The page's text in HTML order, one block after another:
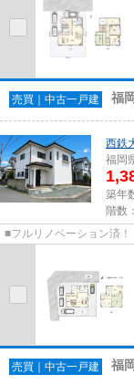
売買｜中古一戸建 福
西鉄
福岡
築年
階数
■フルリノベーション済！
売買｜中古一戸建 福